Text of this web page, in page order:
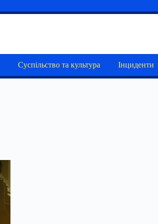
Суспільство та культура Інциденти